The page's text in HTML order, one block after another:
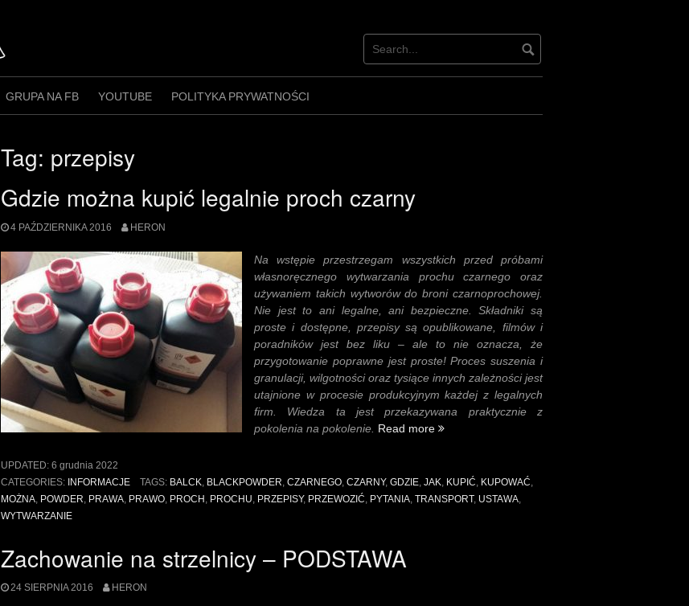
GRUPA NA FB YOUTUBE POLITYKA PRYWATNOŚCI
Tag: przepisy
Gdzie można kupić legalnie proch czarny
4 PAŹDZIERNIKA 2016 HERON
Na wstępie przestrzegam wszystkich przed próbami
własnoręcznego wytwarzania prochu czarnego oraz
używaniem takich wytworów do broni czarnoprochowej.
Nie jest to ani legalne, ani bezpieczne. Składniki są
proste i dostępne, przepisy są opublikowane, filmów i
poradników jest bez liku – ale to nie oznacza, że
przygotowanie poprawne jest proste! Proces suszenia i
granulacji, wilgotności oraz tysiące innych zależności jest
utajnione w procesie produkcyjnym każdej z legalnych
firm. Wiedza ta jest przekazywana praktycznie z
pokolenia na pokolenie. Read more „Gdzie
legalnie
proch
UPDATED: 6 grudnia 2022
CATEGORIES: INFORMACJE TAGS: BALCK BLACKPOWDER CZARNEGO, CZARNY, GDZIE, JAK KUPIĆ KUPOWAĆ
MOŻNA POWDER PRAWA PRAWO PROCH PROCHU PRZEPISY, PRZEWOZIĆ PYTANIA TRANSPORT, USTAWA
WYTWARZANIE
Zachowanie na strzelnicy – PODSTAWA
24 SIERPNIA 2016 HERON